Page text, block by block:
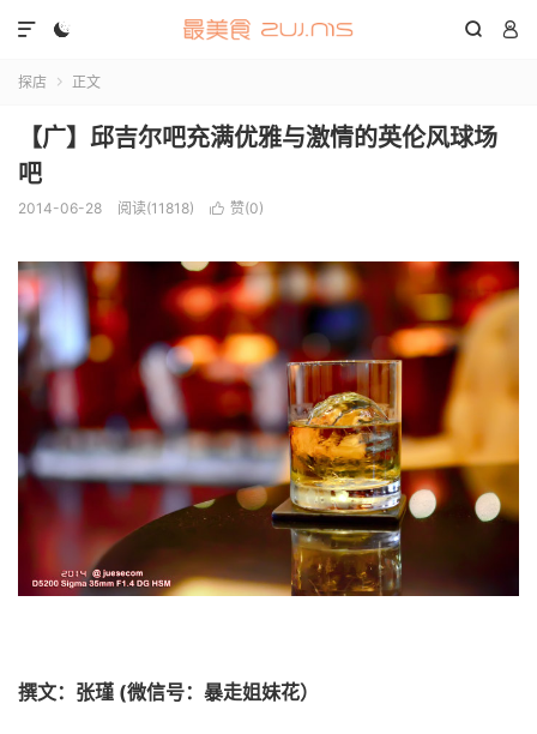
  

探店  正文
【广】邱吉尔吧充满优雅与激情的英伦风球场
吧
2014-06-28 阅读(11818)  赞(0)
撰文：张瑾 (微信号：暴走姐妹花）